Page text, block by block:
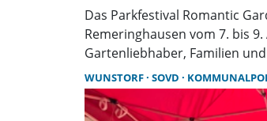
Das Parkfestival Romantic
Remeringhausen vom 7. bis
Gartenliebhaber, Familien
Musik, Parkführungen,
sorgen für ein
WUNSTORF SOVD